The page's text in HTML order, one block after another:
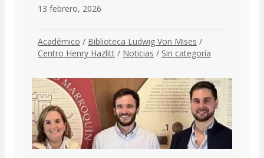
13 febrero, 2026
Académico / Biblioteca Ludwig Von Mises /
Centro Henry Hazlitt / Noticias / Sin categoría